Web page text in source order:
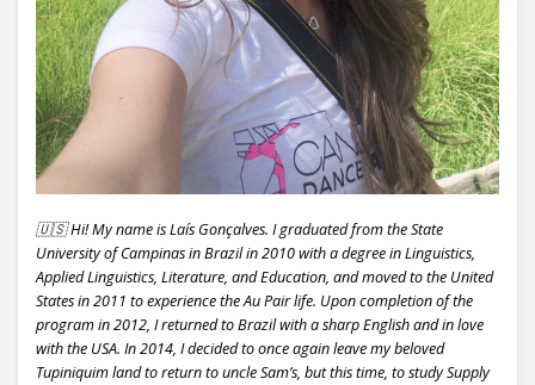
🇺🇸 Hi! My name is Laís Gonçalves. I graduated from the State
University of Campinas in Brazil in 2010 with a degree in Linguistics,
Applied Linguistics, Literature, and Education, and moved to the United
States in 2011 to experience the Au Pair life. Upon completion of the
program in 2012, I returned to Brazil with a sharp English and in love
with the USA. In 2014, I decided to once again leave my beloved
Tupiniquim land to return to uncle Sam’s, but this time, to study Supply